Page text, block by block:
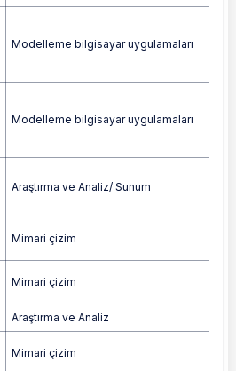
Modelleme bilgisayar uygulamaları
Modelleme bilgisayar uygulamaları
Araştırma ve Analiz/ Sunum
Mimari çizim
Mimari çizim
Araştırma ve Analiz
Mimari çizim